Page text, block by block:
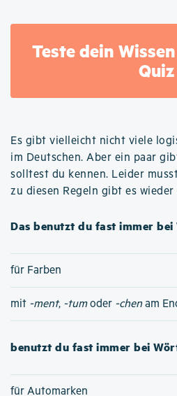
Teste dein
Quiz
Es gibt vielleicht nicht viele
im Deutschen. Aber ein paar
solltest du kennen. Leider
zu diesen Regeln gibt es wieder
Das benutzt du fast immer bei
für Farben
mit -ment, -tumoder -chen am
benutzt du fast immer bei
für Automarken